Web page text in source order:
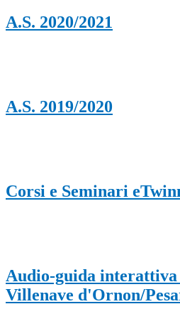
A.S. 2020/2021
A.S. 2019/2020
Corsi e Seminari
Audio-guida
Villenave d'Ornon/